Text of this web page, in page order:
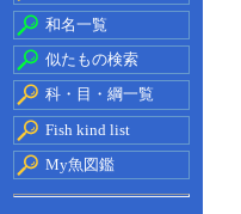
和名一覧
似たもの検索
科・目・綱一覧
Fish kind list
My魚図鑑